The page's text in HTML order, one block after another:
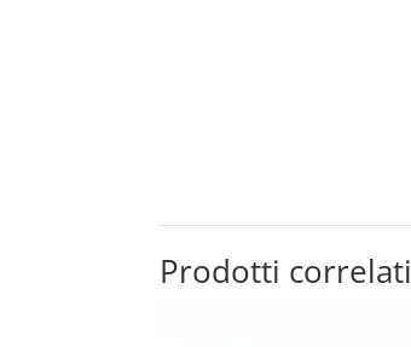
Prodotti correlati